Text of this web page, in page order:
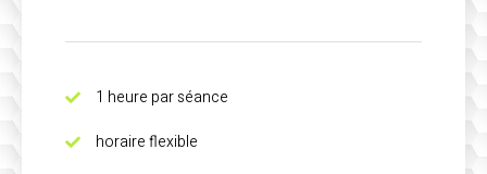
1 heure par séance
horaire flexible